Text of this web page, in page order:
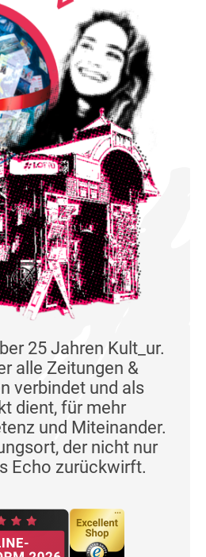
25 Jahren Kult_ur.
alle Zeitungen &
verbindet und als
dient, für mehr
und Miteinander.
der nicht nur
Echo zurückwirft.